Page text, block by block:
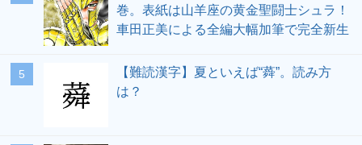
巻。表紙は山羊座の黄金聖闘士シュラ！
車田正美による全編大幅加筆で完全新生
5
【難読漢字】夏といえば“蕣”。読み方
は？